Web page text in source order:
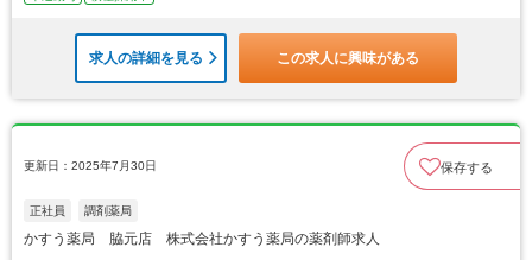
求人の詳細を見る この求人に興味がある
更新日：2025年7月30日 保存する
正社員 調剤薬局
かすう薬局 脇元店 株式会社かすう薬局の薬剤師求人